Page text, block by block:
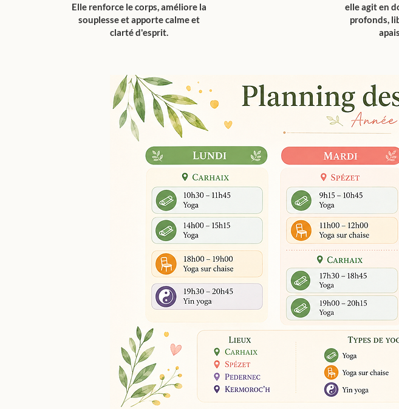
Elle renforce le corps, améliore la
souplesse et apporte calme et
clarté d'esprit.
elle agit en
profonds,